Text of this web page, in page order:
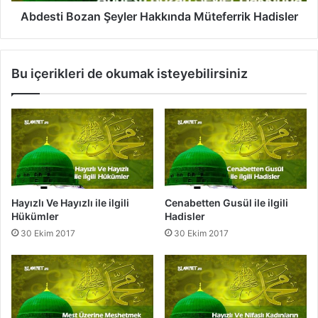
a
s
e
r
e
e
r
H
a
k
ı
n
d
a
M
ü
t
e
Abdesti Bozan Şeyler Hakkında Müteferrik Hadisler
Bu içerikleri de okumak isteyebilirsiniz
Hayızlı Ve Hayızlı ile ilgili
Hükümler
30 Ekim 2017
Cenabetten Gusül ile ilgili
Hadisler
30 Ekim 2017